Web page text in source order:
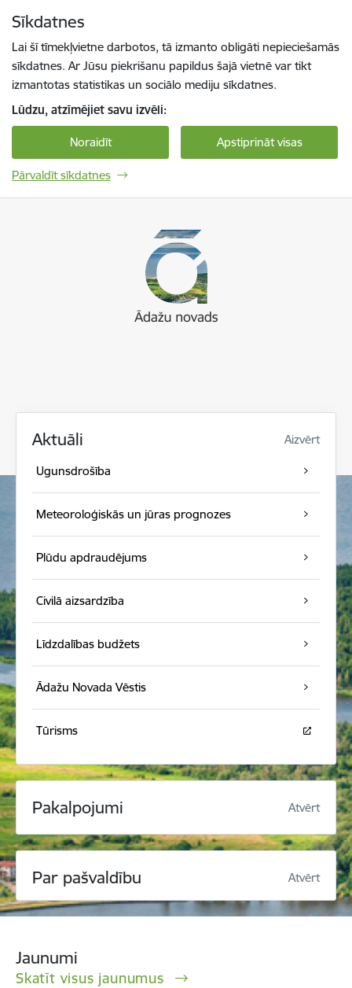
Sīkdatnes
Lai šī tīmekļvietne darbotos, tā izmanto obligāti nepieciešamās
sīkdatnes. Ar Jūsu piekrišanu papildus šajā vietnē var tikt
izmantotas statistikas un sociālo mediju sīkdatnes.
Lūdzu, atzīmējiet savu izvēli:
Noraidīt Apstiprināt visas
Pārvaldīt sīkdatnes
Aktuāli Aizvērt
Ugunsdrošība
Meteoroloģiskās un jūras prognozes
Plūdu apdraudējums
Civilā aizsardzība
Līdzdalības budžets
Ādažu Novada Vēstis
Tūrisms
Pakalpojumi Atvērt
Par pašvaldību Atvērt
Jaunumi
Skatīt visus jaunumus